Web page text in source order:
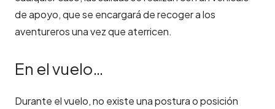
de apoyo, que se encargará de recoger a los
aventureros una vez que aterricen.
En el vuelo…
Durante el vuelo, no existe una postura o posición